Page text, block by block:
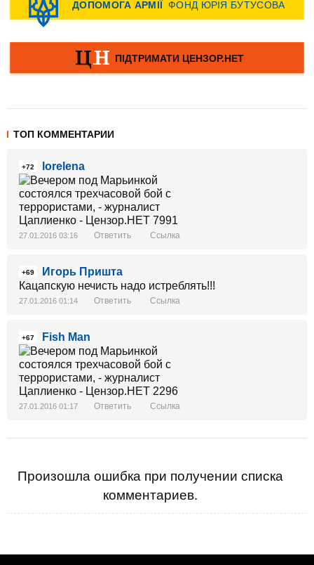
ТОП КОММЕНТАРИИ
+72 lorelena
27.01.2016 03:16 Ответить Ссылка
+69
Игорь Пришта
Кацапскую нечисть надо истреблять!!!
27.01.2016 01:14 Ответить Ссылка
+67 Fish Man
27.01.2016 01:17 Ответить Ссылка
Произошла ошибка при получении списка
комментариев.